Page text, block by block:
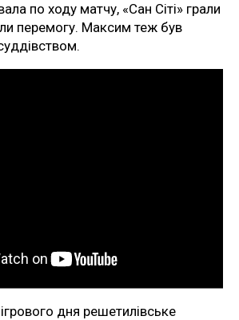
по ходу матчу, «Сан Сіті» грали
перемогу. Максим теж був
дня решетилівське